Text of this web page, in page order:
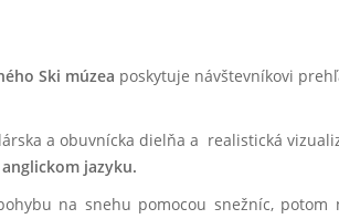
Ski múzea poskytuje návštevníkovi
a obuvnícka dielňa a realistická
jazyku.
na snehu pomocou snežníc,